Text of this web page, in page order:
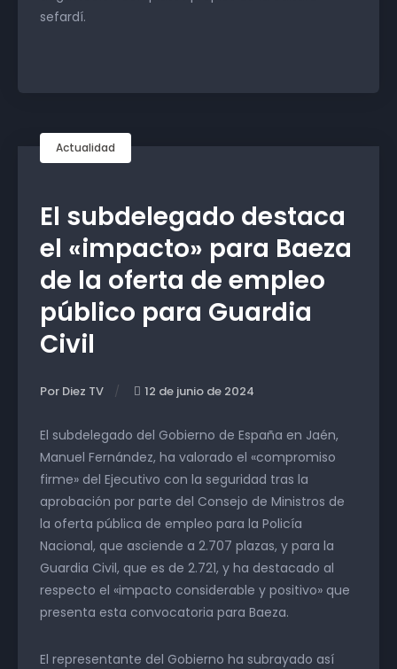
sefardí.
Actualidad
El subdelegado destaca
el «impacto» para Baeza
de la oferta de empleo
público para Guardia
Civil
Por Diez TV 12 de junio de 2024
El subdelegado del Gobierno de España en Jaén,
Manuel Fernández, ha valorado el «compromiso
firme» del Ejecutivo con la seguridad tras la
aprobación por parte del Consejo de Ministros de
la oferta pública de empleo para la Policía
Nacional, que asciende a 2.707 plazas, y para la
Guardia Civil, que es de 2.721, y ha destacado al
respecto el «impacto considerable y positivo» que
presenta esta convocatoria para Baeza.
El representante del Gobierno ha subrayado así